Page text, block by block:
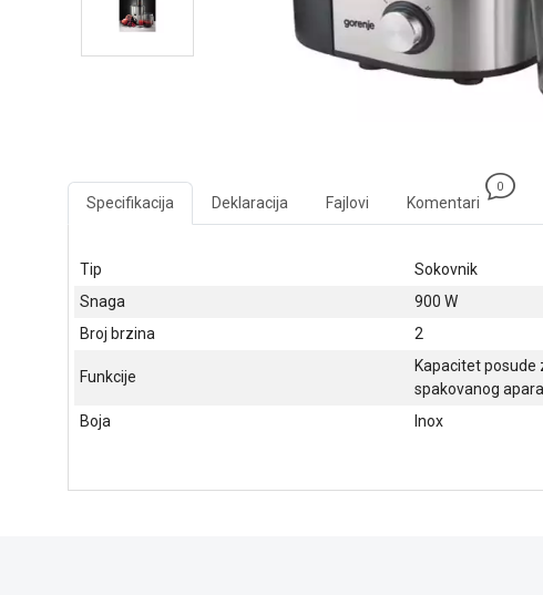
Specifikacija Deklaracija Fajlovi Komentari
0
Tip
Sokovnik
Snaga
900 W
Broj brzina
2
Funkcije
Kapacitet posude
spakovanog
Boja
Inox